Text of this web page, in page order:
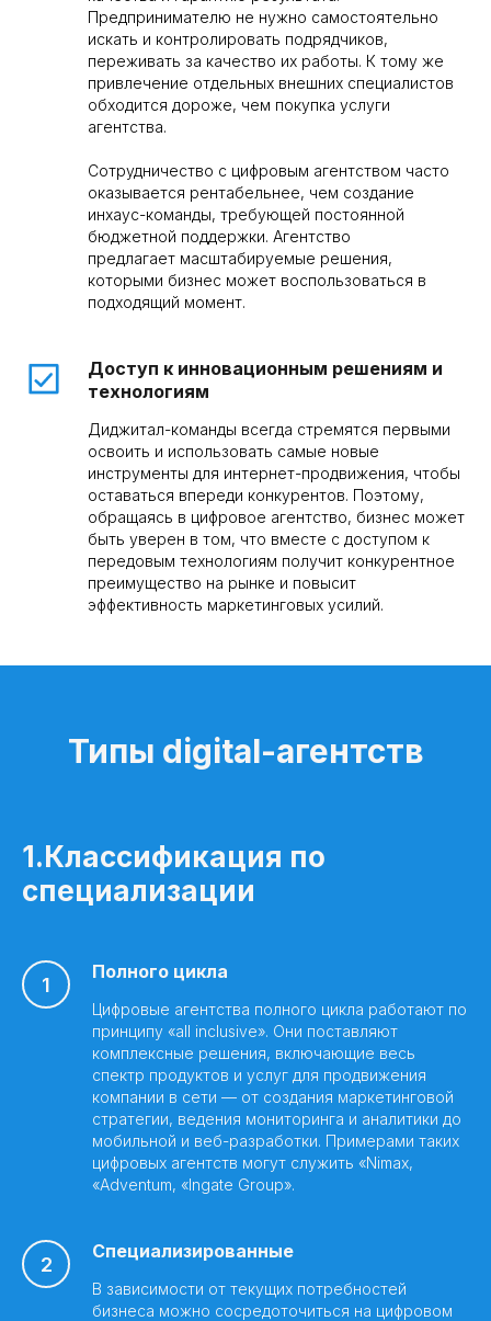
Предпринимателю не нужно самостоятельно
искать и контролировать подрядчиков,
переживать за качество их работы. К тому же
привлечение отдельных внешних специалистов
обходится дороже, чем покупка услуги
агентства.
Сотрудничество с цифровым агентством часто
оказывается рентабельнее, чем создание
инхаус-команды, требующей постоянной
бюджетной поддержки. Агентство
предлагает масштабируемые решения,
которыми бизнес может воспользоваться в
подходящий момент.
Доступ к инновационным решениям и
технологиям
Диджитал-команды всегда стремятся первыми
освоить и использовать самые новые
инструменты для интернет-продвижения, чтобы
оставаться впереди конкурентов. Поэтому,
обращаясь в цифровое агентство, бизнес может
быть уверен в том, что вместе с доступом к
передовым технологиям получит конкурентное
преимущество на рынке и повысит
эффективность маркетинговых усилий.
Типы digital-агентств
1.Классификация по
специализации
Полного цикла
Цифровые агентства полного цикла работают по
принципу «all inclusive». Они поставляют
комплексные решения, включающие весь
спектр продуктов и услуг для продвижения
компании в сети — от создания маркетинговой
стратегии, ведения мониторинга и аналитики до
мобильной и веб-разработки. Примерами таких
цифровых агентств могут служить «Nimax,
«Adventum, «Ingate Group».
Специализированные
В зависимости от текущих потребностей
бизнеса можно сосредоточиться на цифровом